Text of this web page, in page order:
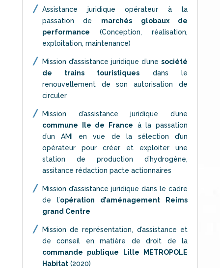
Assistance juridique opérateur à la
passation de marchés globaux de
performance (Conception, réalisation,
exploitation, maintenance)
Mission d’assistance juridique d’unesociété
de trains touristiques dans le
renouvellement de son autorisation de
circuler
Mission d’assistance juridique d’une
commune Ile de France à la passation
d’un AMI en vue de la sélection d’un
opérateur pour créer et exploiter une
station de production d’hydrogène,
assitance rédaction pacte actionnaires
Mission d’assistance juridique dans le cadre
de l’opération d’aménagement Reims
grand Centre
Mission de représentation, d’assistance et
de conseil en matière de droit de la
commande publique Lille METROPOLE
Habitat(2020)